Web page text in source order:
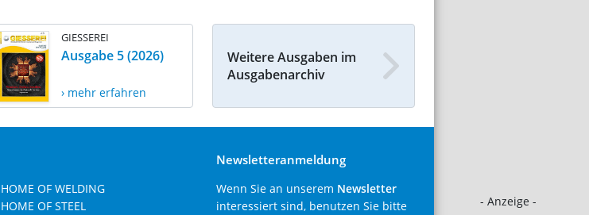
- Anzeige -
GIESSEREI
Ausgabe 5 (2026)
› mehr erfahren
Weitere Ausgaben im
Ausgabenarchiv
HOME OF WELDING
HOME OF STEEL
Newsletteranmeldung
Wenn Sie an unserem Newsletter
interessiert sind, benutzen Sie bitte